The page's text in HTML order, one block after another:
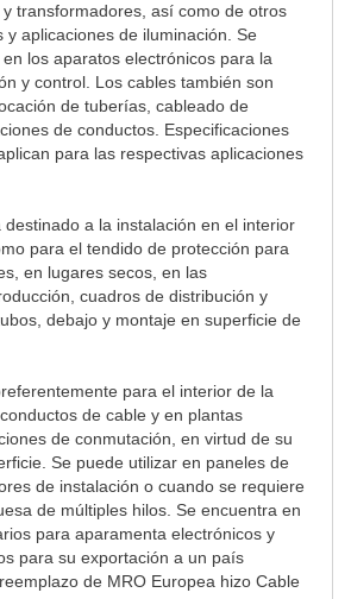
transformadores, así como de otros
y aplicaciones de iluminación. Se
los aparatos electrónicos para la
y control. Los cables también son
de tuberías, cableado de
de conductos. Especificaciones
para las respectivas aplicaciones
destinado a la instalación en el interior
para el tendido de protección para
en lugares secos, en las
cuadros de distribución y
debajo y montaje en superficie de
para el interior de la
de cable y en plantas
de conmutación, en virtud de su
Se puede utilizar en paneles de
de instalación o cuando se requiere
de múltiples hilos. Se encuentra en
para aparamenta electrónicos y
para su exportación a un país
de MRO Europea hizo Cable